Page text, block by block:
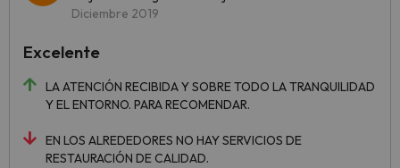
Diciembre 2019
LA ATENCIÓN RECIBIDA Y SOBRE TODO LA TRANQUILIDAD
Y EL ENTORNO. PARA RECOMENDAR.
EN LOS ALREDEDORES NO HAY SERVICIOS DE
RESTAURACIÓN DE CALIDAD.
Excelente